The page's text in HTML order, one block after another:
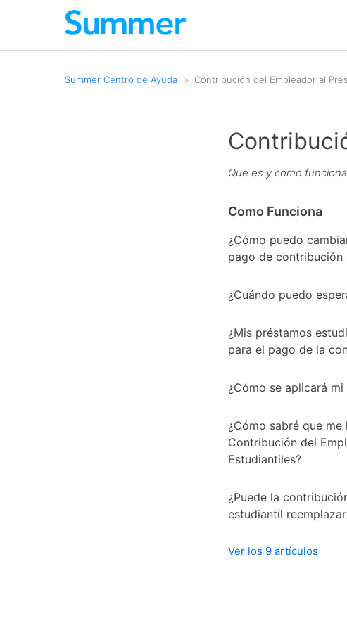
Summer Centro de Ayuda Contribución del Empleador al
Que es y como funciona
Como Funciona
¿Cómo puedo
pago de contribución
¿Cuándo puedo
¿Mis préstamos
para el pago de la
¿Cómo se aplicará
¿Cómo sabré que
Contribución del
Estudiantiles?
¿Puede la
estudiantil
Ver los 9 artículos